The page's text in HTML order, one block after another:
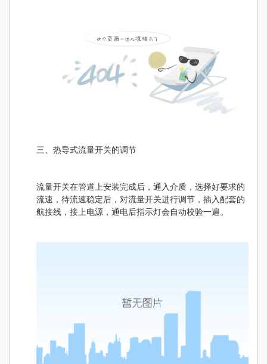
三、热导式流量开关的调节
流量开关在管道上安装完成后，通入介质，选择好要求的
流速，待流速稳定后，对流量开关进行调节，插入配套的
航接线，接上电源，通电后指示灯会自动校验一遍。